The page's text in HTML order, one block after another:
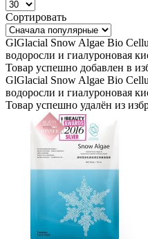
Сортировать
GlGlacial Snow Algae Bio
водоросли и гиалуроновая
Товар успешно добавлен в
GlGlacial Snow Algae Bio
водоросли и гиалуроновая
Товар успешно удалён из